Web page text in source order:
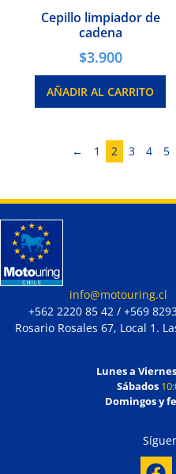
Cepillo limpiador de
cadena
$3.900
AÑADIR AL CARRITO
← 1 2 3 4 5
info@motouring.cl
+562 2220 85 42 / +569
Rosario Rosales 67, Local 1.
Lunes a Viernes
Sábados
Domingos y